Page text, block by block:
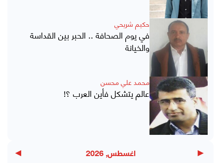
حكيم شريحي
في يوم الصحافة .. الحبر بين القداسة
والخيانة
محمد علي محسن
عالم يتشكل فأين العرب ؟!
◀ اغسطس, 2026 ▶